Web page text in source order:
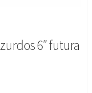
6″ futura